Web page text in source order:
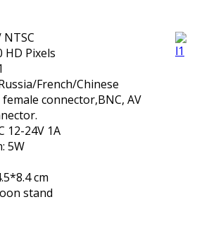
NTSC
HD Pixels
French/Chinese
connector,BNC, AV
12-24V 1A
5W
cm
stand